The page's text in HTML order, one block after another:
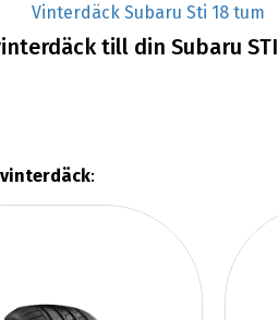
Vinterdäck Subaru Sti 18 tum
till din Subaru STI
vinterdäck: